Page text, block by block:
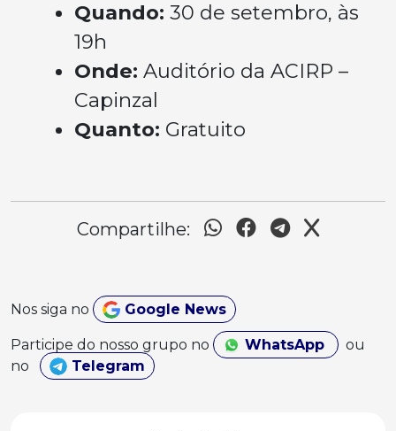
Quando: 30 de setembro, às
19h
Onde: Auditório da ACIRP –
Capinzal
Quanto: Gratuito
Compartilhe:
Nos siga no Google News
Participe do nosso grupo no WhatsApp
ou
no
Telegram